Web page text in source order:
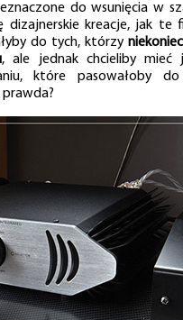
do wsunięcia w
dizajnerskie kreacje, jak te
do tych, którzy
, ale jednak chcieliby mieć
które pasowałoby